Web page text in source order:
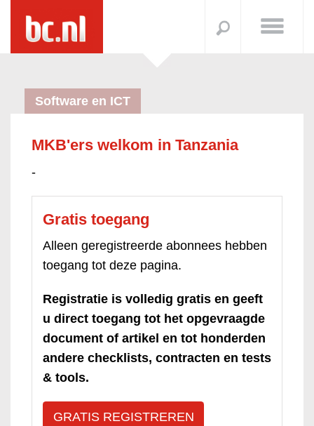
Software en ICT
MKB'ers welkom in Tanzania
-
Gratis toegang
Alleen geregistreerde abonnees hebben
toegang tot deze pagina.
Registratie is volledig gratis en geeft
u direct toegang tot het opgevraagde
document of artikel en tot honderden
andere checklists, contracten en tests
& tools.
GRATIS REGISTREREN